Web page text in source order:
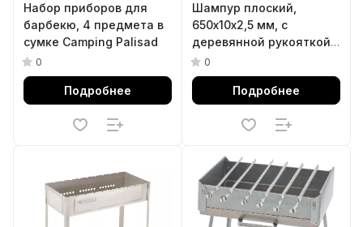
Набор приборов для
барбекю, 4 предмета в
сумке Camping Palisad
0
Подробнее
Шампур плоский,
650х10х2,5 мм, с
деревянной рукояткой,
нерж. сталь, Camping//
Palisad
0
Подробнее